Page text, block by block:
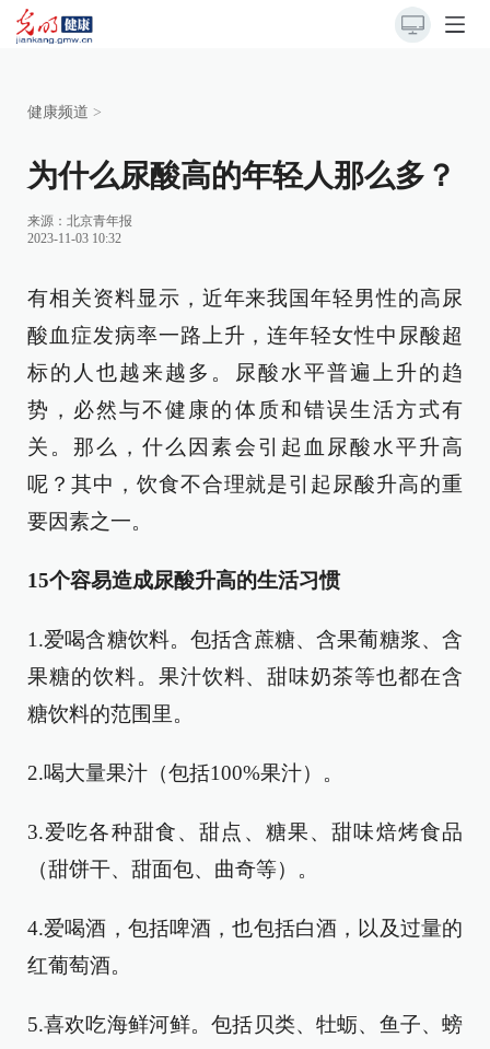
健康频道 >
为什么尿酸高的年轻人那么多？
来源： 北京青年报
2023-11-03 10:32
有相关资料显示，近年来我国年轻男性的高尿
酸血症发病率一路上升，连年轻女性中尿酸超
标的人也越来越多。尿酸水平普遍上升的趋
势，必然与不健康的体质和错误生活方式有
关。那么，什么因素会引起血尿酸水平升高
呢？其中，饮食不合理就是引起尿酸升高的重
要因素之一。
15个容易造成尿酸升高的生活习惯
1.爱喝含糖饮料。包括含蔗糖、含果葡糖浆、含
果糖的饮料。果汁饮料、甜味奶茶等也都在含
糖饮料的范围里。
2.喝大量果汁（包括100%果汁）。
3.爱吃各种甜食、甜点、糖果、甜味焙烤食品
（甜饼干、甜面包、曲奇等）。
4.爱喝酒，包括啤酒，也包括白酒，以及过量的
红葡萄酒。
5.喜欢吃海鲜河鲜。包括贝类、牡蛎、鱼子、螃